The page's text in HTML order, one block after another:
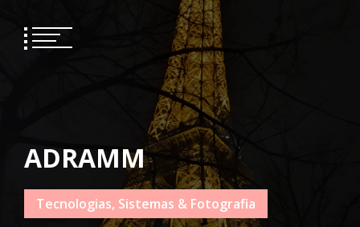
content
ADRAMM
Tecnologias, Sistemas & Fotografia